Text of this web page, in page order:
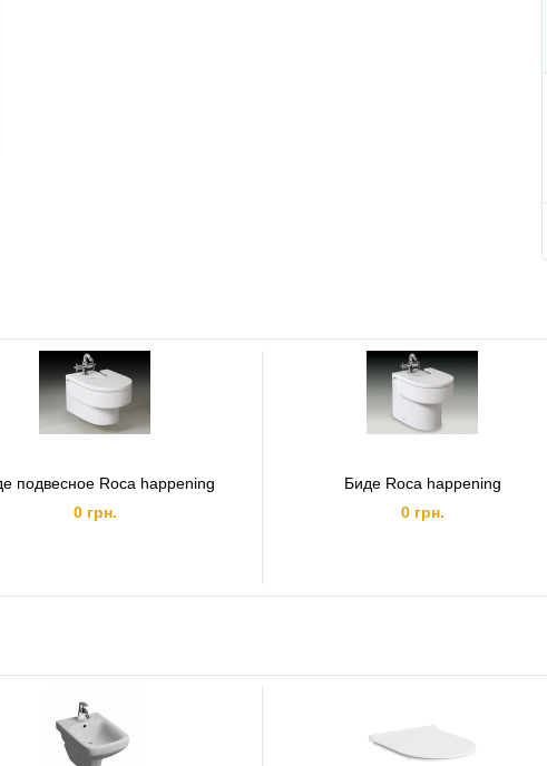
подвесное Roca happening
0 грн.
Биде Roca happening
0 грн.